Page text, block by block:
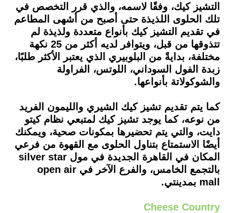
التشيز كيك، وفقًا لاسمه، والذي قرر التخصص في
تلك الحلوى اللذيذة حتى أصبح من أشهى المطاعم
في تقديم التشيز كيك بأنواع متعددة ولذيذة لم
تتذوقها من قبل، ويتوافر لديه أكثر من 25 نكهة
مختلفة، بدايةً من البلوبيري الذي يعتبر الأكثر طلبًا،
زبدة الفول السوداني، اللوتس، الفراولة
والشوكولاتة بأنواعها.
كما يتم تقديم تشيز كيك الشيري والليمون الفريد
من نوعه، كما يوجد تشيز كيك لمتبعي نظام كيتو
دايت، والتي يتم تحضيرها بمكونات صحية، ويمكنك
أيضًا الاستمتاع بتناول الحلوى مع القهوة من فرعي
المكان في القاهرة الجديدة في مول silver star
بالتجمع الخامس، والفرع الآخر في open air
mall بمدينتي.
Cheese Country